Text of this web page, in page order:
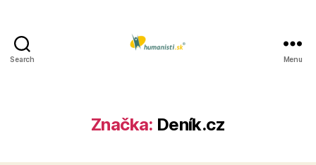
Search Menu
Značka: Deník.cz